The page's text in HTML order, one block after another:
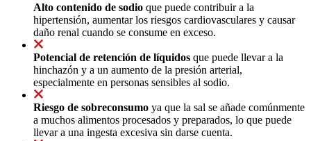
Alto contenido de sodio que puede contribuir a la
hipertensión, aumentar los riesgos cardiovasculares y causar
daño renal cuando se consume en exceso.
Potencial de retención de líquidos que puede llevar a la
hinchazón y a un aumento de la presión arterial,
especialmente en personas sensibles al sodio.
Riesgo de sobreconsumo ya que la sal se añade comúnmente
a muchos alimentos procesados y preparados, lo que puede
llevar a una ingesta excesiva sin darse cuenta.